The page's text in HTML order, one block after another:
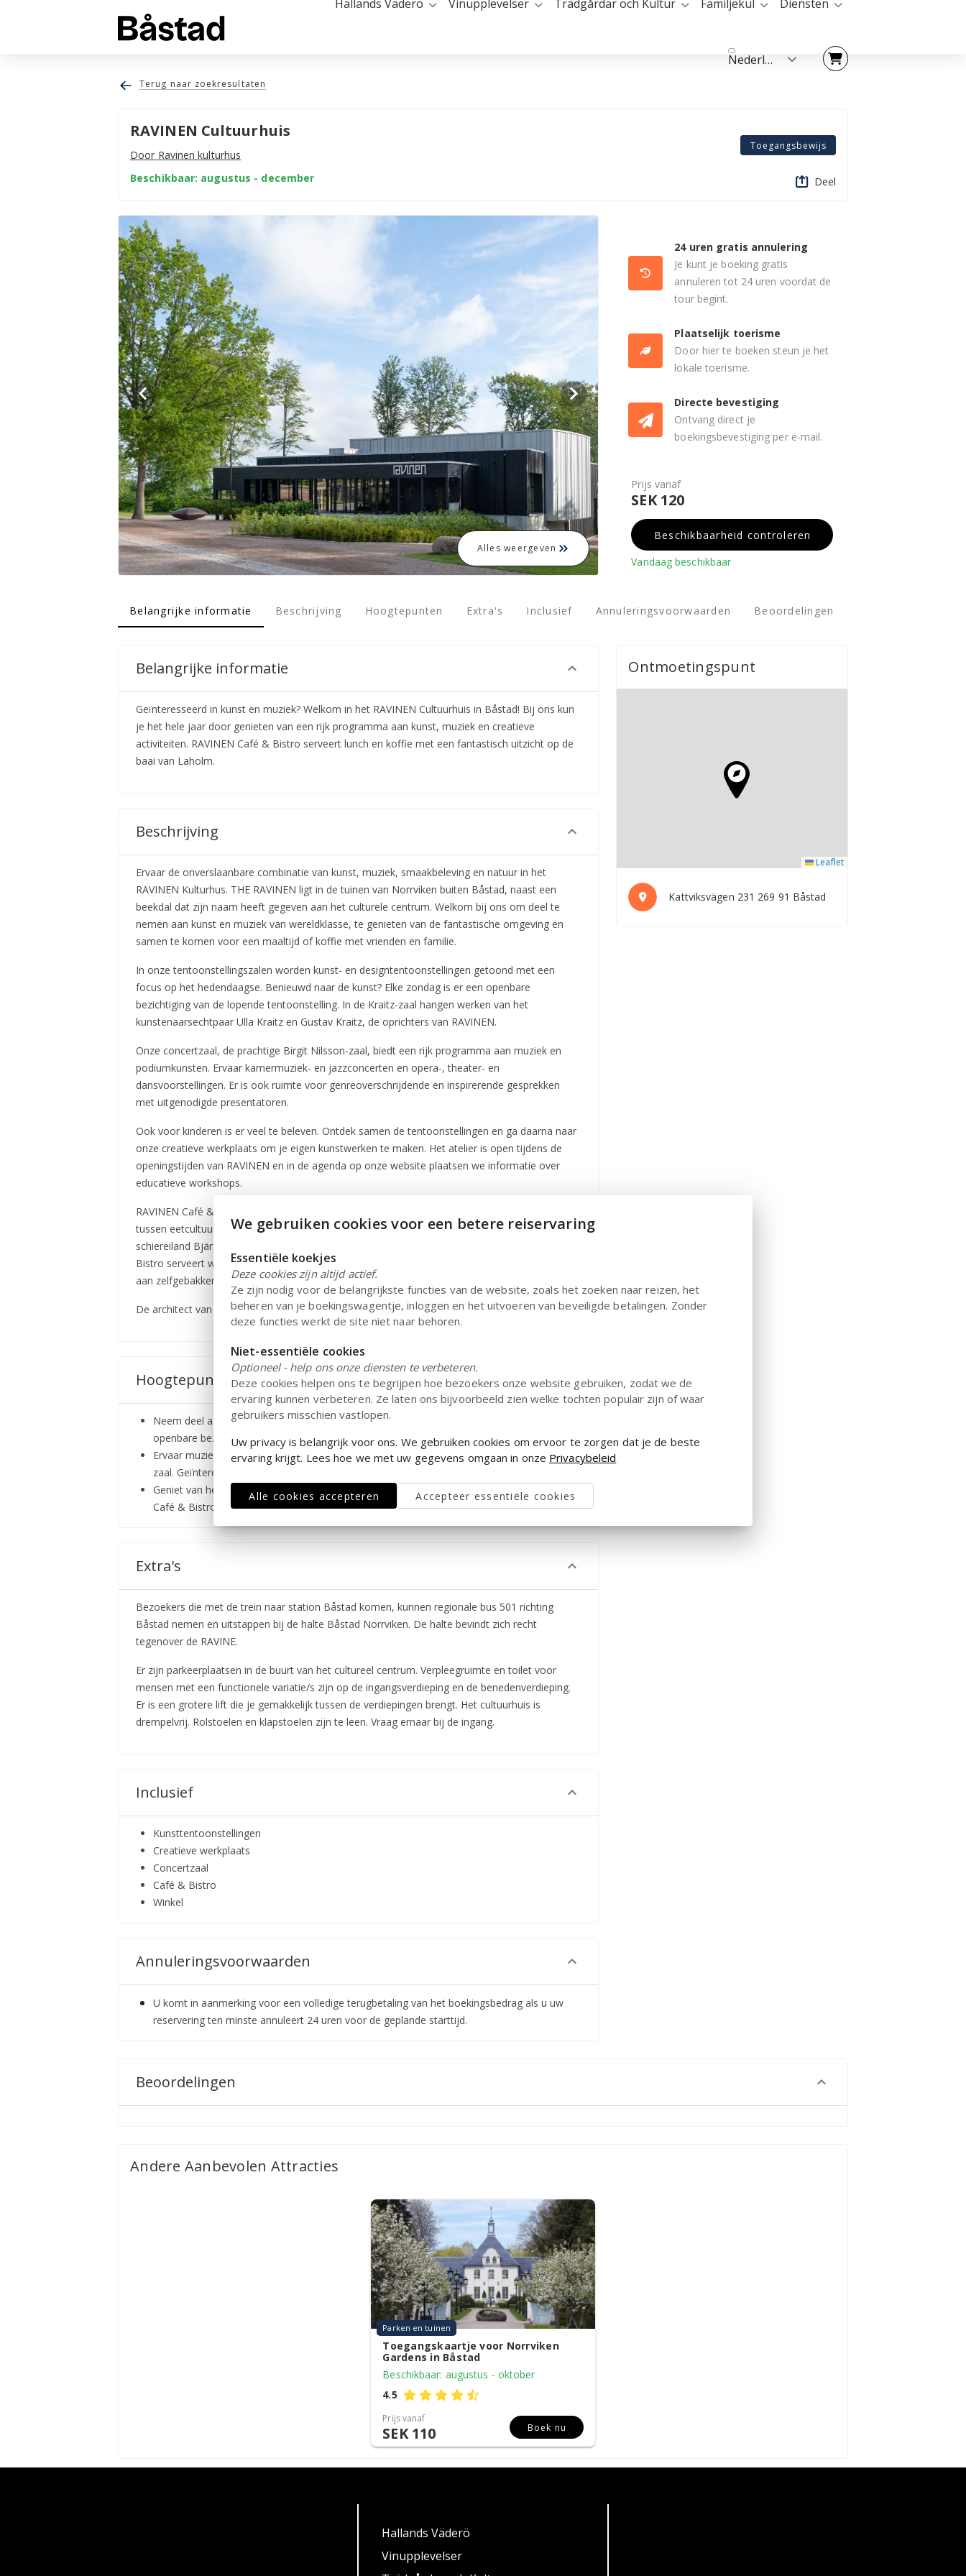
Hallands Väderö Vinupplevelser Trädgårdar och Kultur Familjekul Diensten
Nederlands
Terug naar zoekresultaten
RAVINEN Cultuurhuis
Door Ravinen kulturhus
Beschikbaar: augustus - december
Toegangsbewijs
Deel
Alles weergeven
24 uren gratis annulering
Je kunt je boeking gratis
annuleren tot 24 uren voordat de
tour begint.
Plaatselijk toerisme
Door hier te boeken steun je het
lokale toerisme.
Directe bevestiging
Ontvang direct je
boekingsbevestiging per e-mail.
Prijs vanaf
SEK 120
Beschikbaarheid controleren
Vandaag beschikbaar
Belangrijke informatie Beschrijving Hoogtepunten Extra's Inclusief Annuleringsvoorwaarden Beoordelingen
Belangrijke informatie
Geïnteresseerd in kunst en muziek? Welkom in het RAVINEN Cultuurhuis in Båstad! Bij ons kun
je het hele jaar door genieten van een rijk programma aan kunst, muziek en creatieve
activiteiten. RAVINEN Café & Bistro serveert lunch en koffie met een fantastisch uitzicht op de
baai van Laholm.
Beschrijving
Ervaar de onverslaanbare combinatie van kunst, muziek, smaakbeleving en natuur in het
RAVINEN Kulturhus. THE RAVINEN ligt in de tuinen van Norrviken buiten Båstad, naast een
beekdal dat zijn naam heeft gegeven aan het culturele centrum. Welkom bij ons om deel te
nemen aan kunst en muziek van wereldklasse, te genieten van de fantastische omgeving en
samen te komen voor een maaltijd of koffie met vrienden en familie.
In onze tentoonstellingszalen worden kunst- en designtentoonstellingen getoond met een
focus op het hedendaagse. Benieuwd naar de kunst? Elke zondag is er een openbare
bezichtiging van de lopende tentoonstelling. In de Kraitz-zaal hangen werken van het
kunstenaarsechtpaar Ulla Kraitz en Gustav Kraitz, de oprichters van RAVINEN.
Onze concertzaal, de prachtige Birgit Nilsson-zaal, biedt een rijk programma aan muziek en
podiumkunsten. Ervaar kamermuziek- en jazzconcerten en opera-, theater- en
dansvoorstellingen. Er is ook ruimte voor genreoverschrijdende en inspirerende gesprekken
met uitgenodigde presentatoren.
Ook voor kinderen is er veel te beleven. Ontdek samen de tentoonstellingen en ga daarna naar
onze creatieve werkplaats om je eigen kunstwerken te maken. Het atelier is open tijdens de
openingstijden van RAVINEN en in de agenda op onze website plaatsen we informatie over
educatieve workshops.
RAVINEN Café & Bistro serveert heerlijke smaakervaringen en biedt een magische ontmoeting
tussen eetcultuur en kunst, met een weids uitzicht op Laholmsbukten. Groenten van het
schiereiland Bjäre staan centraal op het menu, dat wordt aangepast aan het seizoen. Café &
Bistro serveert warme gerechten, eenvoudigere gerechten, klassieke koffie met een rijke keuze
aan zelfgebakken lekkernijen en verschillende lokaal geproduceerde dranken.
De architect van RAVINEN is Möller Arkitekter.
Hoogtepunten
Neem deel aan onze kunsttentoonstellingen met je geliefden. Elke zondag is er een
openbare bezichtiging van de huidige tentoonstelling.
Ervaar muziek en podiumkunsten in vele verschillende vormen in de prachtige Birgit Nilsson
zaal. Geïnteresseerd in de kalender? Stuur ons een e-mail via de vragenlijst rechts.
Geniet van heerlijke smaken en het fantastische uitzicht op Laholmsbukten in RAVINEN
Café & Bistro
Extra's
Bezoekers die met de trein naar station Båstad komen, kunnen regionale bus 501 richting
Båstad nemen en uitstappen bij de halte Båstad Norrviken. De halte bevindt zich recht
tegenover de RAVINE.
Er zijn parkeerplaatsen in de buurt van het cultureel centrum. Verpleegruimte en toilet voor
mensen met een functionele variatie/s zijn op de ingangsverdieping en de benedenverdieping.
Er is een grotere lift die je gemakkelijk tussen de verdiepingen brengt. Het cultuurhuis is
drempelvrij. Rolstoelen en klapstoelen zijn te leen. Vraag ernaar bij de ingang.
Inclusief
Kunsttentoonstellingen
Creatieve werkplaats
Concertzaal
Café & Bistro
Winkel
Annuleringsvoorwaarden
U komt in aanmerking voor een volledige terugbetaling van het boekingsbedrag als u uw
reservering ten minste annuleert 24 uren voor de geplande starttijd.
Ontmoetingspunt
Leaflet
Kattviksvägen 231 269 91 Båstad
Beoordelingen
Andere Aanbevolen Attracties
Parken en tuinen
Toegangskaartje voor Norrviken
Gardens in Båstad
Beschikbaar: augustus - oktober
4.5
Prijs vanaf
SEK 110 Boek nu
Hallands Väderö
Vinupplevelser
We gebruiken cookies voor een betere reiservaring
Essentiële koekjes
Deze cookies zijn altijd actief.
Ze zijn nodig voor de belangrijkste functies van de website, zoals het zoeken naar reizen, het
beheren van je boekingswagentje, inloggen en het uitvoeren van beveiligde betalingen. Zonder
deze functies werkt de site niet naar behoren.
Niet-essentiële cookies
Optioneel - help ons onze diensten te verbeteren.
Deze cookies helpen ons te begrijpen hoe bezoekers onze website gebruiken, zodat we de
ervaring kunnen verbeteren. Ze laten ons bijvoorbeeld zien welke tochten populair zijn of waar
gebruikers misschien vastlopen.
Uw privacy is belangrijk voor ons. We gebruiken cookies om ervoor te zorgen dat je de beste
ervaring krijgt. Lees hoe we met uw gegevens omgaan in onze Privacybeleid
Alle cookies accepteren Accepteer essentiële cookies